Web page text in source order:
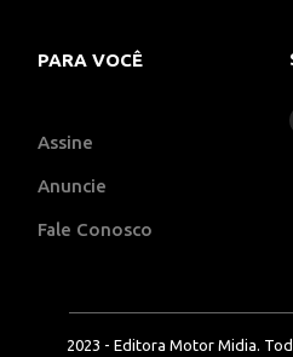
PARA VOCÊ
Assine
Anuncie
Fale Conosco
2023 - Editora Motor Midia.